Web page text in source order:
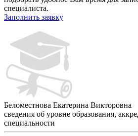
специалиста.
Заполнить заявку
Беломестнова Екатерина Викторовна
сведения об уровне образования,
специальности